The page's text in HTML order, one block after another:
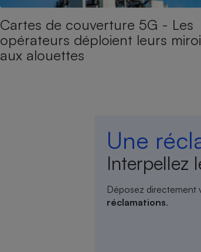
Cartes de couverture 5G - Les
opérateurs déploient leurs
aux alouettes
Une
Interpellez
Déposez directement
réclamations.